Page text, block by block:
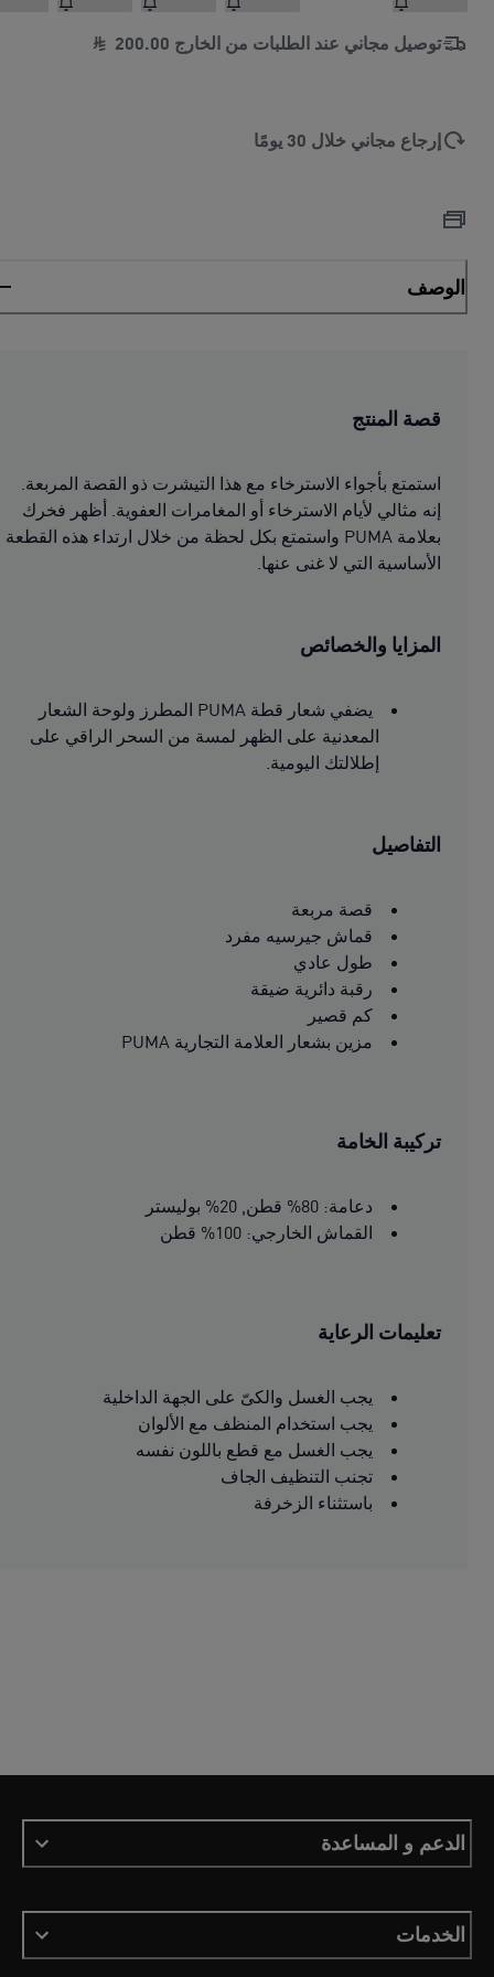
توصيل مجاني عند الطلبات من الخارج 200.00
إرجاع مجاني خلال 30 يومًا
الوصف
قصة المنتج
استمتع بأجواء الاسترخاء مع هذا التيشرت ذو القصة المربعة.
إنه مثالي لأيام الاسترخاء أو المغامرات العفوية. أظهر فخرك
بعلامة PUMA واستمتع بكل لحظة من خلال ارتداء هذه القطعة
الأساسية التي لا غنى عنها.
المزايا والخصائص
يضفي شعار قطة PUMA المطرز ولوحة الشعار
المعدنية على الظهر لمسة من السحر الراقي على
إطلالتك اليومية.
التفاصيل
قصة مربعة
قماش جيرسيه مفرد
طول عادي
رقبة دائرية ضيقة
كم قصير
مزين بشعار العلامة التجارية PUMA
تركيبة الخامة
دعامة: 80% قطن, 20% بوليستر
القماش الخارجي: 100% قطن
تعليمات الرعاية
يجب الغسل والكىّ على الجهة الداخلية
يجب استخدام المنظف مع الألوان
يجب الغسل مع قطع باللون نفسه
تجنب التنظيف الجاف
باستثناء الزخرفة
الدعم و المساعدة
الخدمات